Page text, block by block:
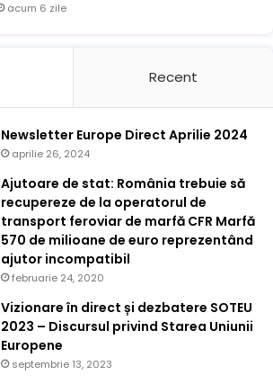
acum 6 zile
Recent
Newsletter Europe Direct Aprilie 2024
aprilie 26, 2024
Ajutoare de stat: România trebuie să
recupereze de la operatorul de
transport feroviar de marfă CFR Marfă
570 de milioane de euro reprezentând
ajutor incompatibil
februarie 24, 2020
Vizionare în direct și dezbatere SOTEU
2023 – Discursul privind Starea Uniunii
Europene
septembrie 13, 2023